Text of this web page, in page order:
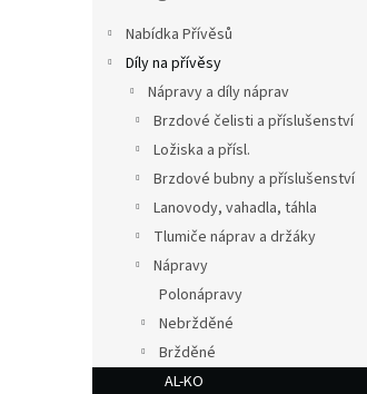
Nabídka Přívěsů
Díly na přívěsy
Nápravy a díly náprav
Brzdové čelisti a příslušenství
Ložiska a přísl.
Brzdové bubny a příslušenství
Lanovody, vahadla, táhla
Tlumiče náprav a držáky
Nápravy
Polonápravy
Nebržděné
Bržděné
AL-KO